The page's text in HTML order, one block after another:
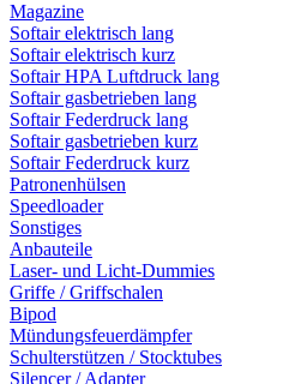
Magazine
Softair elektrisch lang
Softair elektrisch kurz
Softair HPA Luftdruck lang
Softair gasbetrieben lang
Softair Federdruck lang
Softair gasbetrieben kurz
Softair Federdruck kurz
Patronenhülsen
Speedloader
Sonstiges
Anbauteile
Laser- und Licht-Dummies
Griffe / Griffschalen
Bipod
Mündungsfeuerdämpfer
Schulterstützen / Stocktubes
Silencer / Adapter